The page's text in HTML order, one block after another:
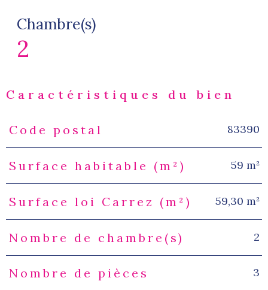
Chambre(s)
2
Caractéristiques du bien
Caractéristiques Valeurs
Code postal 83390
Surface habitable (m²) 59 m²
Surface loi Carrez (m²) 59,30 m²
Nombre de chambre(s) 2
Nombre de pièces 3